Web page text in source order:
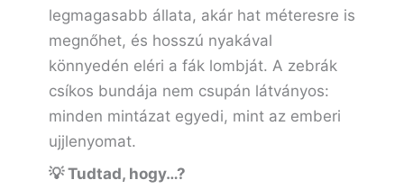
legmagasabb állata, akár hat méteresre is
megnőhet, és hosszú nyakával
könnyedén eléri a fák lombját. A zebrák
csíkos bundája nem csupán látványos:
minden mintázat egyedi, mint az emberi
ujjlenyomat.
💡 Tudtad, hogy…?